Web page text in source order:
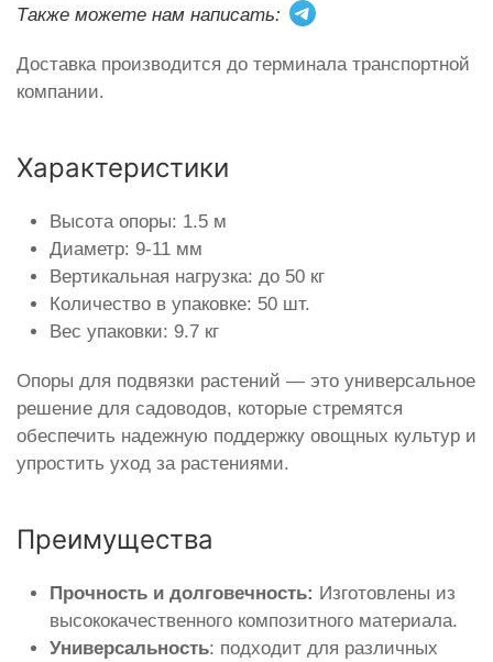
Также можете нам написать:
Доставка производится до терминала транспортной
компании.
Характеристики
Высота опоры: 1.5 м
Диаметр: 9-11 мм
Вертикальная нагрузка: до 50 кг
Количество в упаковке: 50 шт.
Вес упаковки: 9.7 кг
Опоры для подвязки растений — это универсальное
решение для садоводов, которые стремятся
обеспечить надежную поддержку овощных культур и
упростить уход за растениями.
Преимущества
Прочность и долговечность: Изготовлены из
высококачественного композитного материала.
Универсальность: подходит для различных